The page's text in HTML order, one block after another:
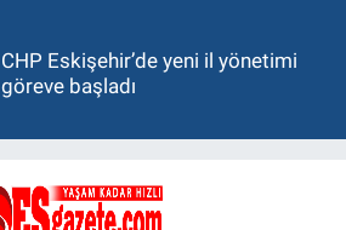
CHP Eskişehir’de yeni il yönetimi
göreve başladı